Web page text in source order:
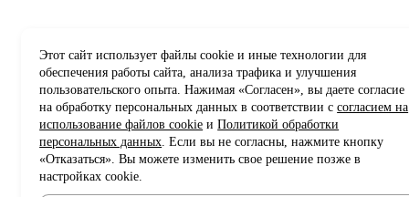
Этот сайт использует файлы cookie и иные технологии для
обеспечения работы сайта, анализа трафика и улучшения
пользовательского опыта. Нажимая «Согласен», вы даете согласие
на обработку персональных данных в соответствии ссогласием на
использование файлов cookie иПолитикой обработки
персональных данных. Если вы не согласны, нажмите кнопку
«Отказаться». Вы можете изменить свое решение позже в
настройках cookie.